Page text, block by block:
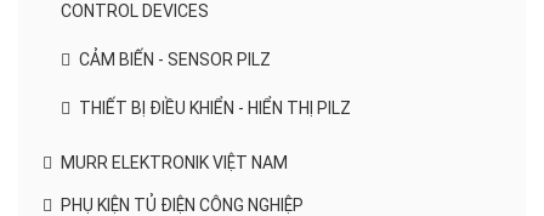
CONTROL DEVICES
CẢM BIẾN - SENSOR PILZ
THIẾT BỊ ĐIỀU KHIỂN - HIỂN THỊ PILZ
MURR ELEKTRONIK VIỆT NAM
PHỤ KIỆN TỦ ĐIỆN CÔNG NGHIỆP